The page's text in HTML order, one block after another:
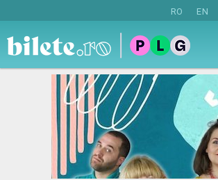
RO EN